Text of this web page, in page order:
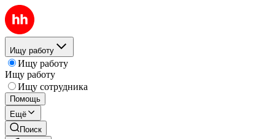
Ищу работу
Ищу работу
Ищу работу
Ищу сотрудника
Помощь
Ещё
Поиск